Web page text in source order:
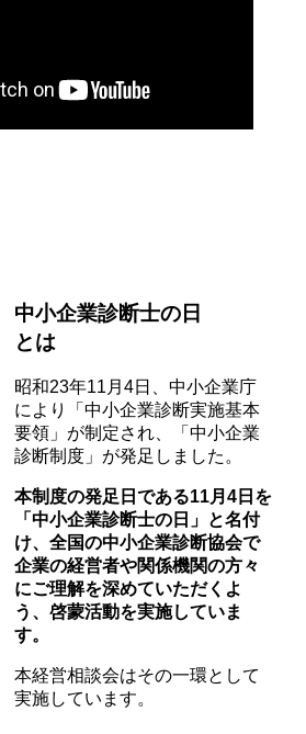
中小企業診断士の日
とは
昭和23年11月4日、中小企業庁
により「中小企業診断実施基本
要領」が制定され、「中小企業
診断制度」が発足しました。
本制度の発足日である11月4日を
「中小企業診断士の日」と名付
け、全国の中小企業診断協会で
企業の経営者や関係機関の方々
にご理解を深めていただくよ
う、啓蒙活動を実施していま
す。
本経営相談会はその一環として
実施しています。